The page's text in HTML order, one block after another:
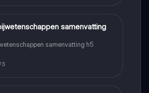
samenvatting
samenvatting h5
3